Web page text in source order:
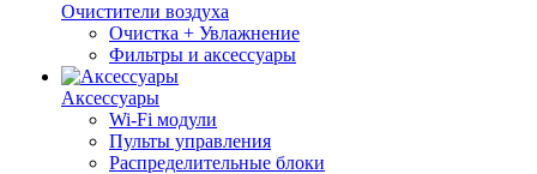
Очистители воздуха
Очистка + Увлажнение
Фильтры и аксессуары
Аксессуары
Wi-Fi модули
Пульты управления
Распределительные блоки